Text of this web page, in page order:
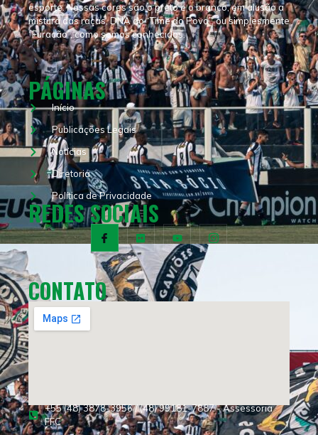
esporte. Nossas cores são o preto e o branco, em alusão a
mistura das raças, DNA do “Time do Povo”, ou simplesmente
“Furacão”, como somos conhecidos.
PÁGINAS
Início
Publicações Legais
Notícias
Diretoria
Política de Privacidade
REDES SOCIAIS
CONTATO
+55 (48) 3878-3956 / (48) 99181-7887 - Assessoria
FFC